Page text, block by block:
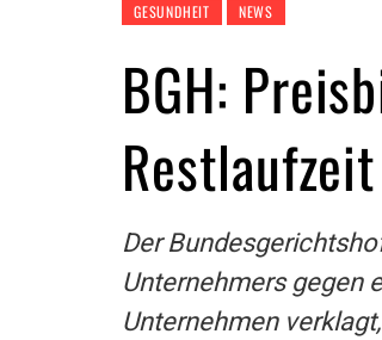
GESUNDHEIT NEWS
BGH:
Restlaufzeit
Der
Unternehmers gegen
Unternehmen